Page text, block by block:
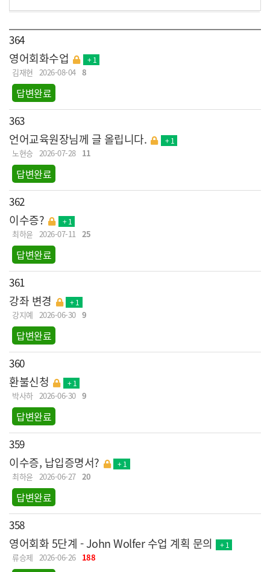
364
영어회화수업 + 1
김재현 2026-08-04 8
답변완료
363
언어교육원장님께 글 올립니다. + 1
노현승 2026-07-28 11
답변완료
362
이수증? + 1
최하윤 2026-07-11 25
답변완료
361
강좌 변경 + 1
강지예 2026-06-30 9
답변완료
360
환불신청 + 1
박사하 2026-06-30 9
답변완료
359
이수증, 납입증명서? + 1
최하윤 2026-06-27 20
답변완료
358
영어회화 5단계 - John Wolfer 수업 계획 문의 + 1
류승제 2026-06-26 188